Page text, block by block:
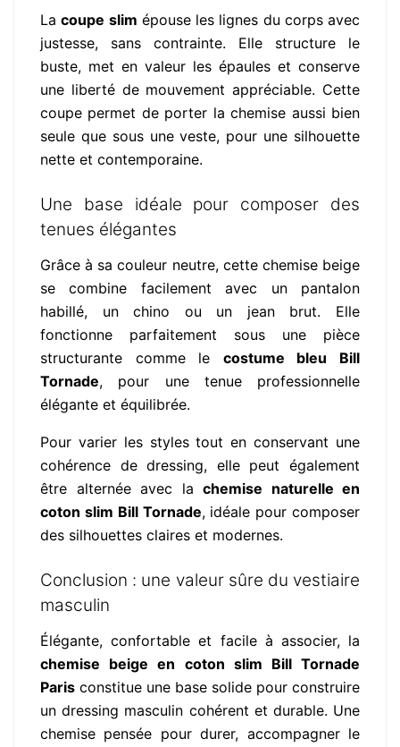
Lacoupe slim épouse les lignes du corps avec
justesse, sans contrainte. Elle structure le
buste, met en valeur les épaules et conserve
une liberté de mouvement appréciable. Cette
coupe permet de porter la chemise aussi bien
seule que sous une veste, pour une silhouette
nette et contemporaine.
Une base idéale pour composer des
tenues élégantes
Grâce à sa couleur neutre, cette chemise beige
se combine facilement avec un pantalon
habillé, un chino ou un jean brut. Elle
fonctionne parfaitement sous une pièce
structurante comme le costume bleu Bill
Tornade, pour une tenue professionnelle
élégante et équilibrée.
Pour varier les styles tout en conservant une
cohérence de dressing, elle peut également
être alternée avec la chemise naturelle en
coton slim Bill Tornade, idéale pour composer
des silhouettes claires et modernes.
Conclusion : une valeur sûre du vestiaire
masculin
Élégante, confortable et facile à associer, la
chemise beige en coton slim Bill Tornade
Paris constitue une base solide pour construire
un dressing masculin cohérent et durable. Une
chemise pensée pour durer, accompagner le